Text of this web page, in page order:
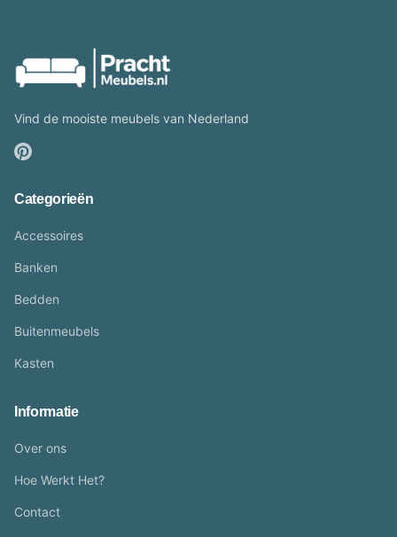
Vind de mooiste meubels van Nederland
Categorieën
Accessoires
Banken
Bedden
Buitenmeubels
Kasten
Informatie
Over ons
Hoe Werkt Het?
Contact